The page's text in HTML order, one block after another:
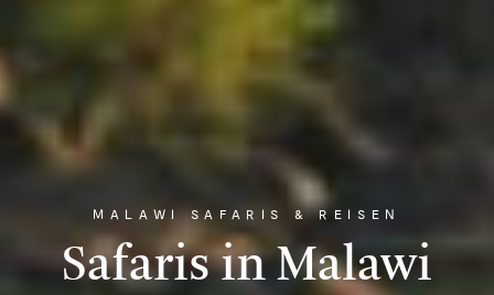
MALAWI SAFARIS & REISEN
Safaris in Malawi